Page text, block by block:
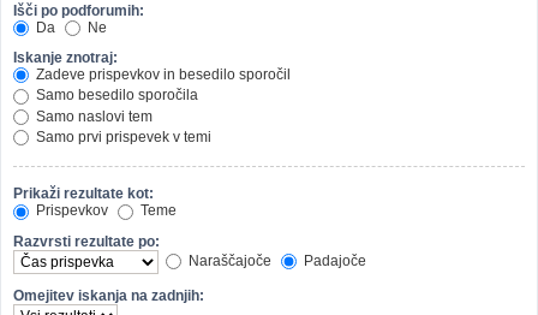
Išči po podforumih:
Da
Ne
Iskanje znotraj:
Zadeve prispevkov in besedilo sporočil
Samo besedilo sporočila
Samo naslovi tem
Samo prvi prispevek v temi
Prikaži rezultate kot:
Prispevkov
Teme
Razvrsti rezultate po:
Naraščajoče
Padajoče
Omejitev iskanja na zadnjih: